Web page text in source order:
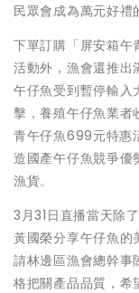
民眾會成為萬元好禮
下單訂購「屏安箱午
活動外，漁會還推出
午仔魚受到暫停輸入
擊，養殖午仔魚業
青午仔魚699元特惠
造國產午仔魚競爭優
漁貨。
3月31日直播當天除
黃國榮分享午仔魚的
請林邊區漁會總幹事
格把關產品品質，希